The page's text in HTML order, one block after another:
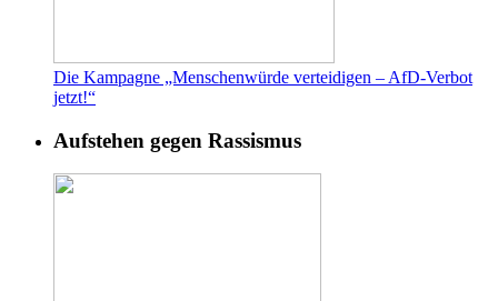
Die Kampagne „Menschenwürde verteidigen – AfD-Verbot
jetzt!“
Aufstehen gegen Rassismus